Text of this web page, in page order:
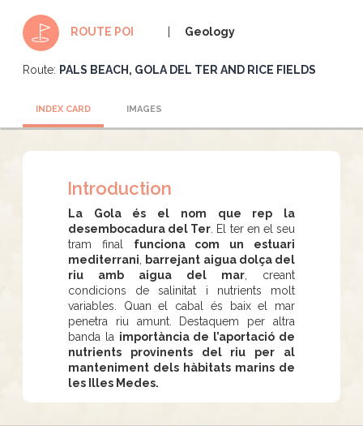
ROUTE POI Geology
Route: PALS BEACH, GOLA DEL TER AND RICE FIELDS
INDEX CARD IMAGES
Introduction
La Gola és el nom que rep la
desembocadura del Ter . El ter en el seu
tram final funciona com un estuari
mediterrani
barrejant aigua dolça del
riu amb aigua del mar , creant
condicions de salinitat i nutrients molt
variables. Quan el cabal és baix el mar
penetra riu amunt. Destaquem per altra
banda la importància de l’aportació de
nutrients provinents del riu per al
manteniment dels hàbitats marins de
les Illes Medes.